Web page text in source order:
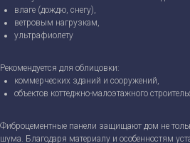
влаге (дождю, снегу),
ветровым нагрузкам,
ультрафиолету
Рекомендуется для облицовки:
коммерческих зданий и сооружений,
объектов коттеджно-малоэтажного
Фиброцементные панели защищают дом не
шума. Благодаря материалу и особенностям